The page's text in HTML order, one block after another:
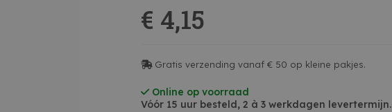
ook geschikt voor 15 kg zoutstenen
€ 4,15
Gratis verzending vanaf € 50 op kleine pakjes.
Online op voorraad
Vóór 15 uur besteld, 2 à 3 werkdagen levertermijn.